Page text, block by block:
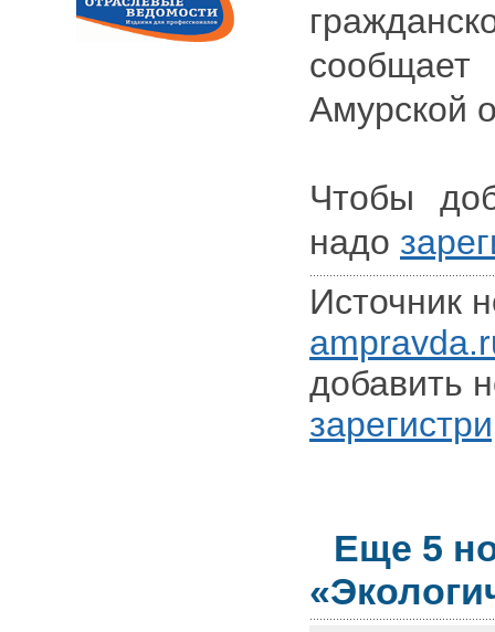
Амурской
Чтобы
надо
Источник
добавить
Еще 5